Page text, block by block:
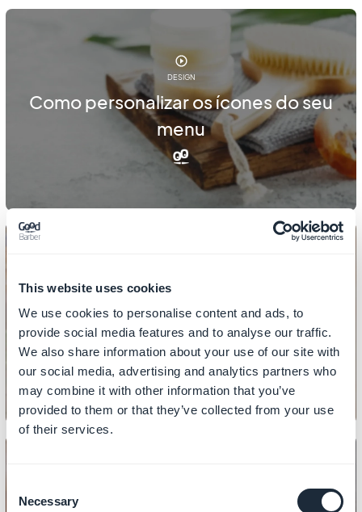
This website uses cookies
We use cookies to personalise content and ads, to
provide social media features and to analyse our traffic.
We also share information about your use of our site with
our social media, advertising and analytics partners who
may combine it with other information that you’ve
provided to them or that they’ve collected from your use
of their services.
Selection
Necessary
DESIGN
Como personalizar os ícones do seu
menu
DESIGN
Como criar o design das suas
seções